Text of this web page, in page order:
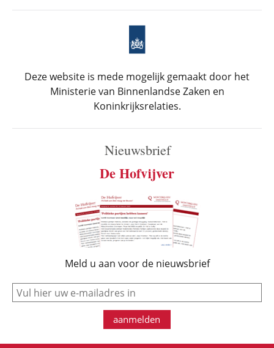
Deze website is mede mogelijk gemaakt door het
Ministerie van Binnenlandse Zaken en
Koninkrijksrelaties.
Nieuwsbrief
De Hofvijver
Meld u aan voor de nieuwsbrief
e-mail
aanmelden